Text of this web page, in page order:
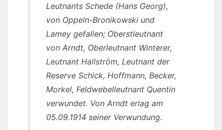
Leutnants Schede (Hans Georg),
von Oppeln-Bronikowski und
Lamey gefallen; Oberstleutnant
von Arndt, Oberleutnant Winterer,
Leutnant Hallström, Leutnant der
Reserve Schick, Hoffmann, Becker,
Morkel, Feldwebelleutnant Quentin
verwundet. Von Arndt erlag am
05.09.1914 seiner Verwundung.